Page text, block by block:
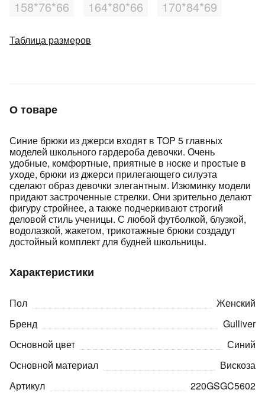
158*76*66
164*80*66 170*84*69
Таблица размеров
О товаре
Синие брюки из джерси входят в TOP 5 главных
моделей школьного гардероба девочки. Очень
удобные, комфортные, приятные в носке и простые в
уходе, брюки из джерси прилегающего силуэта
сделают образ девочки элегантным. Изюминку модели
придают застроченные стрелки. Они зрительно делают
фигуру стройнее, а также подчеркивают строгий
деловой стиль ученицы. С любой футболкой, блузкой,
водолазкой, жакетом, трикотажные брюки создадут
достойный комплект для будней школьницы.
Характеристики
Пол
Женский
Бренд
Gulliver
Основной цвет
Синий
Основной материал
Вискоза
Артикул
220GSGC5602
раз в 2 недели